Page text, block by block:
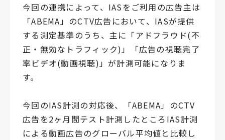
今回の連携によって、IASをご利用の広告主は
「ABEMA」のCTV広告において、IASが提供
する測定基準のうち、主に「アドフラウド(不
正・無効なトラフィック)」「広告の視聴完了
率ビデオ(動画視聴)」が計測可能になりま
す。
今回のIAS計測の対応後、「ABEMA」のCTV
広告を2ヶ月間テスト計測したところIAS計測
による動画広告のグローバル平均値と比較し